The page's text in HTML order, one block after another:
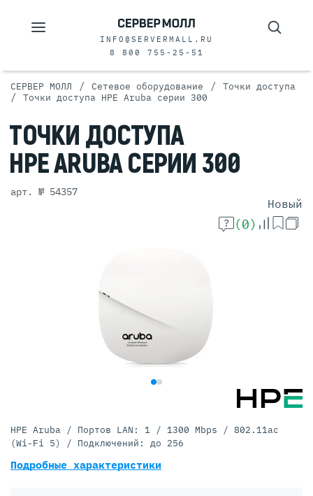
INFO@SERVERMALL.RU
8 800 755-25-51
СЕРВЕР МОЛЛ / Сетевое оборудование / Точки доступа
/ Точки доступа HPE Aruba серии 300
ТОЧКИ ДОСТУПА
HPE ARUBAСЕРИИ 300
арт. № 54357
Новый
(0)
HPE Aruba / Портов LAN: 1 / 1300 Mbps / 802.11ac
(Wi-Fi 5) / Подключений: до 256
Подробные характеристики